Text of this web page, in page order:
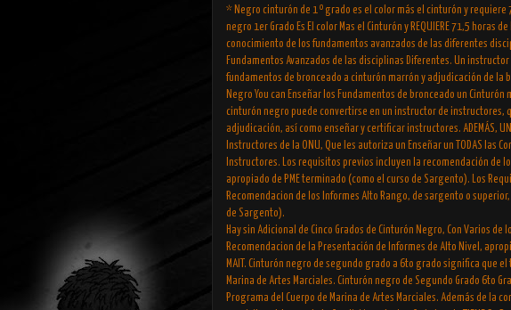
* Negro cinturón de 1 º grado es el color más el cinturón y
negro 1er Grado Es El color Mas el Cinturón y REQUIERE 71,5 horas
conocimiento de los fundamentos avanzados de las diferentes
Fundamentos Avanzados de las disciplinas Diferentes. Un
fundamentos de bronceado a cinturón marrón y adjudicación de la
Negro You can Enseñar los Fundamentos de bronceado un
cinturón negro puede convertirse en un instructor de instructores,
adjudicación, así como enseñar y certificar instructores. ADEMÁS,
Instructores de la ONU, Que les autoriza un Enseñar un TODAS las
Instructores. Los requisitos previos incluyen la recomendación de
apropiado de PME terminado (como el curso de Sargento). Los
Recomendacion de los Informes Alto Rango, de sargento o superior, y
de Sargento).
Hay sin Adicional de Cinco Grados de Cinturón Negro, Con Varios
Recomendacion de la Presentación de Informes de Alto Nivel,
MAIT. Cinturón negro de segundo grado a 6to grado significa que
Marina de Artes Marciales. Cinturón negro de Segundo Grado 6to
Programa del Cuerpo de Marina de Artes Marciales. Además de la